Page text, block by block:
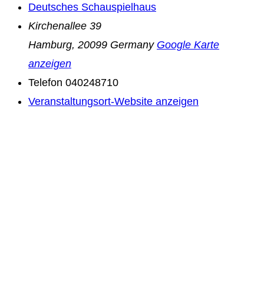
Deutsches Schauspielhaus
Kirchenallee 39
Hamburg, 20099 Germany Google Karte
anzeigen
Telefon 040248710
Veranstaltungsort-Website anzeigen